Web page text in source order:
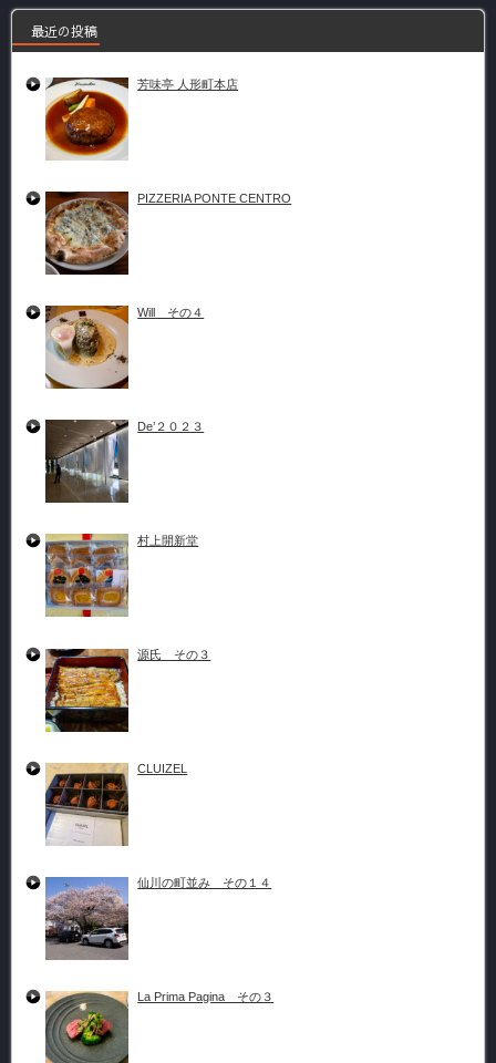
最近の投稿
芳味亭 人形町本店
PIZZERIA PONTE CENTRO
Will その４
De’２０２３
村上開新堂
源氏 その３
CLUIZEL
仙川の町並み その１４
La Prima Pagina その３